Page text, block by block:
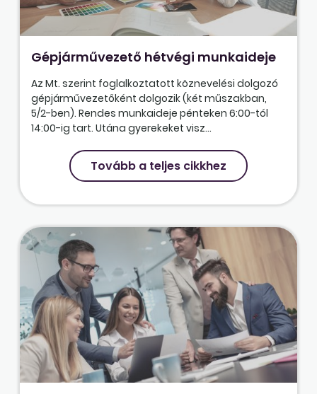
Gépjárművezető hétvégi munkaideje
Az Mt. szerint foglalkoztatott köznevelési dolgozó
gépjárművezetőként dolgozik (két műszakban,
5/2-ben). Rendes munkaideje pénteken 6:00-tól
14:00-ig tart. Utána gyerekeket visz...
Tovább a teljes cikkhez